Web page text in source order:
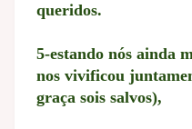
queridos.
5-estando nós ainda
nos vivificou
graça sois salvos),